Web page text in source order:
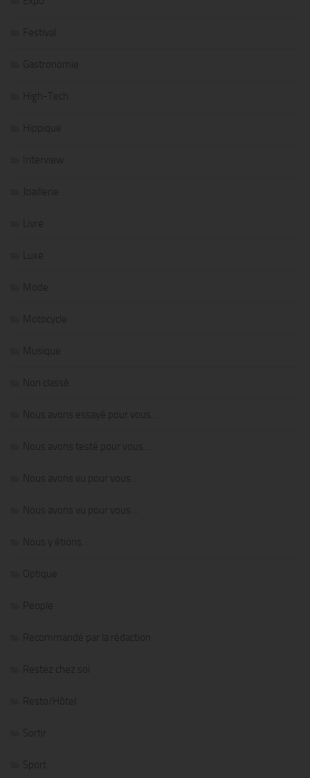
Festival
Gastronomie
High-Tech
Hippique
Interview
Joaillerie
Livre
Luxe
Mode
Motocycle
Musique
Non classé
Nous avons essayé pour vous…
Nous avons testé pour vous…
Nous avons vu pour vous…
Nous avons vu pour vous…
Nous y étions…
Optique
People
Recommandé par la rédaction
Restez chez soi
Resto/Hôtel
Sortir
Sport